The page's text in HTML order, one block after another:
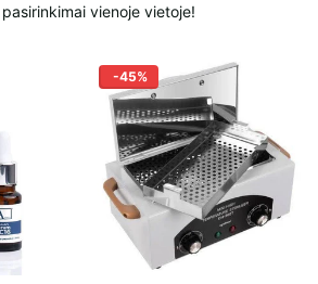
vienoje vietoje!
-45%